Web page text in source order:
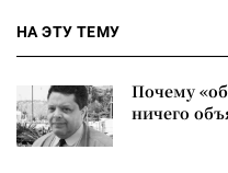
НА ЭТУ ТЕМУ
Почему
ничего